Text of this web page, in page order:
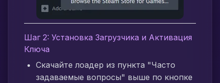
Шаг 2: Установка Загрузчика и Активация
Ключа
Скачайте лоадер из пункта "Часто
задаваемые вопросы" выше по кнопке